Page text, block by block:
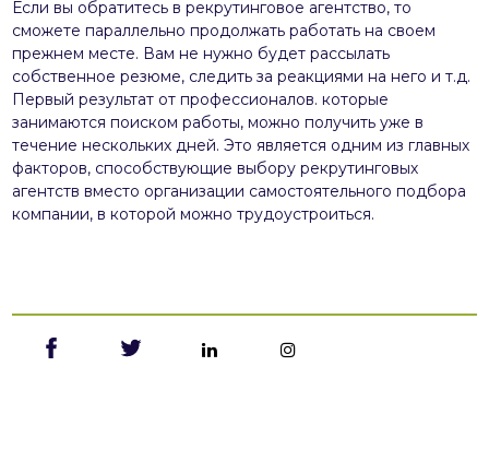
Если вы обратитесь в рекрутинговое агентство, то
сможете параллельно продолжать работать на своем
прежнем месте. Вам не нужно будет рассылать
собственное резюме, следить за реакциями на него и т.д.
Первый результат от профессионалов. которые
занимаются поиском работы, можно получить уже в
течение нескольких дней. Это является одним из главных
факторов, способствующие выбору рекрутинговых
агентств вместо организации самостоятельного подбора
компании, в которой можно трудоустроиться.